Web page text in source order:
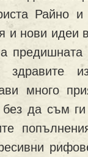
Райно и
и нови идеи
предишната
здравите
много
без да съм